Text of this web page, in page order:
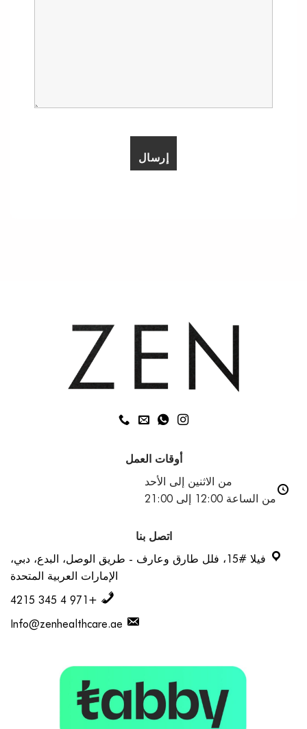
أوقات العمل
من الاثنين إلى الأحد
من الساعة 12:00 إلى 21:00
اتصل بنا
فيلا #15، فلل طارق وعارف - طريق الوصل، البدع، دبي،
الإمارات العربية المتحدة
+971 4 345 4215
Info@zenhealthcare.ae